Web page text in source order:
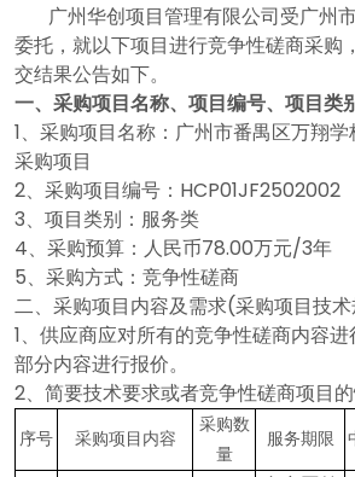
广州华创项目管理有限公司受广州
委托，就以下项目进行竞争性磋商采购
交结果公告如下。
一、采购项目名称、项目编号、项目类
1、采购项目名称：广州市番禺区万翔
采购项目
2、采购项目编号：HCP01JF2502002
3、项目类别：服务类
4、采购预算：人民币78.00万元/3年
5、采购方式：竞争性磋商
二、采购项目内容及需求(采购项目技
1、供应商应对所有的竞争性磋商内容
部分内容进行报价。
2、简要技术要求或者竞争性磋商项目的
序号 采购项目内容
采购数
量
服务期限